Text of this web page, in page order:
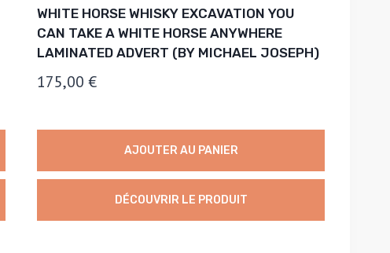
WHITE HORSE WHISKY EXCAVATION YOU
CAN TAKE A WHITE HORSE ANYWHERE
LAMINATED ADVERT (BY MICHAEL JOSEPH)
175,00 €
AJOUTER AU PANIER
DÉCOUVRIR LE PRODUIT